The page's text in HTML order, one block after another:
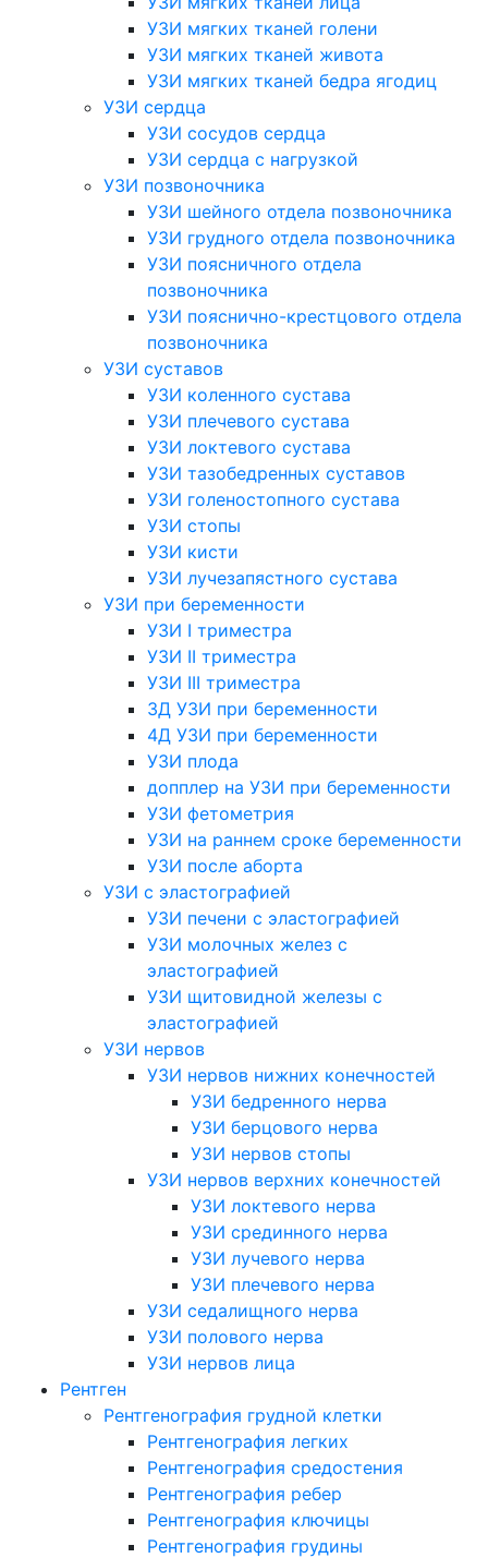
УЗИ мягких тканей голени
УЗИ мягких тканей живота
УЗИ мягких тканей бедра ягодиц
УЗИ сердца
УЗИ сосудов сердца
УЗИ сердца с нагрузкой
УЗИ позвоночника
УЗИ шейного отдела позвоночника
УЗИ грудного отдела позвоночника
УЗИ поясничного отдела
позвоночника
УЗИ пояснично-крестцового отдела
позвоночника
УЗИ суставов
УЗИ коленного сустава
УЗИ плечевого сустава
УЗИ локтевого сустава
УЗИ тазобедренных суставов
УЗИ голеностопного сустава
УЗИ стопы
УЗИ кисти
УЗИ лучезапястного сустава
УЗИ при беременности
УЗИ I триместра
УЗИ II триместра
УЗИ III триместра
3Д УЗИ при беременности
4Д УЗИ при беременности
УЗИ плода
допплер на УЗИ при беременности
УЗИ фетометрия
УЗИ на раннем сроке беременности
УЗИ после аборта
УЗИ с эластографией
УЗИ печени с эластографией
УЗИ молочных желез с
эластографией
УЗИ щитовидной железы с
эластографией
УЗИ нервов
УЗИ нервов нижних конечностей
УЗИ бедренного нерва
УЗИ берцового нерва
УЗИ нервов стопы
УЗИ нервов верхних конечностей
УЗИ локтевого нерва
УЗИ срединного нерва
УЗИ лучевого нерва
УЗИ плечевого нерва
УЗИ седалищного нерва
УЗИ полового нерва
УЗИ нервов лица
Рентген
Рентгенография грудной клетки
Рентгенография легких
Рентгенография средостения
Рентгенография ребер
Рентгенография ключицы
Рентгенография грудины